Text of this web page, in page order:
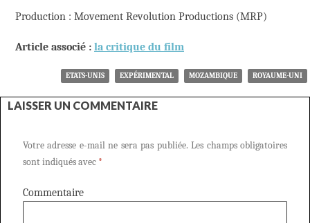
Production : Movement Revolution Productions (MRP)
Article associé : la critique du film
ETATS-UNIS EXPÉRIMENTAL MOZAMBIQUE ROYAUME-UNI
LAISSER UN COMMENTAIRE
Votre adresse e-mail ne sera pas publiée. Les champs obligatoires
sont indiqués avec *
Commentaire